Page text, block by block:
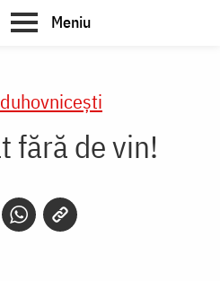
Meniu
fără de vin!